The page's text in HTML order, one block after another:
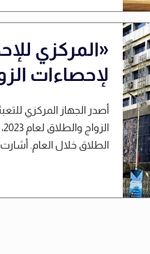
«المركزي
لإحصاءات
أصدر الجهاز المركزي
الطلاق خلال العام.